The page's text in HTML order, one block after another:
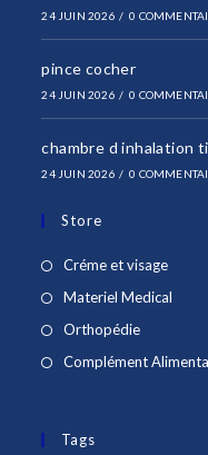
24 JUIN 2026 / 0
pince cocher
24 JUIN 2026 / 0
chambre d inhalation
24 JUIN 2026 / 0
Store
Créme et visageS’ouvre
dans
Materiel Medical
OrthopédieS’ouvre
dans
Complément
Tags